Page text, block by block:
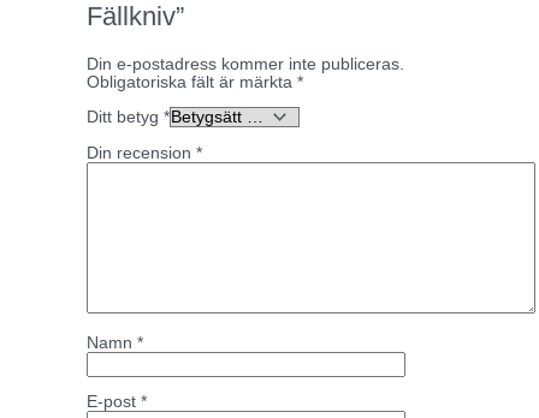
Fällkniv”
Din e-postadress kommer inte publiceras.
Obligatoriska fält är märkta *
Ditt betyg *
Din recension *
Namn *
E-post *